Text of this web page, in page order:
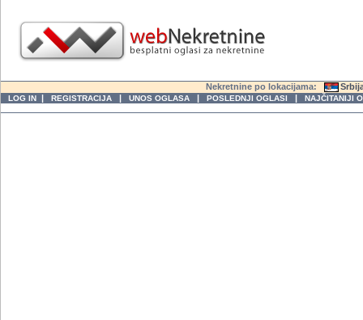
Nekretnine po lokacijama:
LOG IN | REGISTRACIJA | UNOS OGLASA | POSLEDNJI OGLASI | NAJČITANIJI